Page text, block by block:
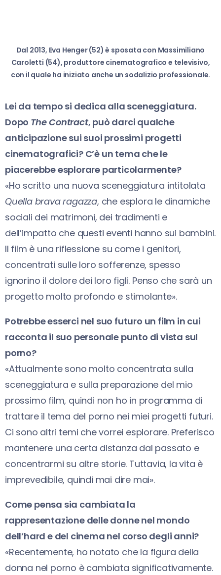
Dal 2013, Eva Henger (52) è sposata con Massimiliano
Caroletti (54), produttore cinematografico e televisivo,
con il quale ha iniziato anche un sodalizio professionale.
Lei da tempo si dedica alla sceneggiatura.
Dopo The Contract, può darci qualche
anticipazione sui suoi prossimi progetti
cinematografici? C’è un tema che le
piacerebbe esplorare particolarmente?
«Ho scritto una nuova sceneggiatura intitolata
Quella brava ragazza, che esplora le dinamiche
sociali dei matrimoni, dei tradimenti e
dell’impatto che questi eventi hanno sui bambini.
Il film è una riflessione su come i genitori,
concentrati sulle loro sofferenze, spesso
ignorino il dolore dei loro figli. Penso che sarà un
progetto molto profondo e stimolante».
Potrebbe esserci nel suo futuro un film in cui
racconta il suo personale punto di vista sul
porno?
«Attualmente sono molto concentrata sulla
sceneggiatura e sulla preparazione del mio
prossimo film, quindi non ho in programma di
trattare il tema del porno nei miei progetti futuri.
Ci sono altri temi che vorrei esplorare. Preferisco
mantenere una certa distanza dal passato e
concentrarmi su altre storie. Tuttavia, la vita è
imprevedibile, quindi mai dire mai».
Come pensa sia cambiata la
rappresentazione delle donne nel mondo
dell’hard e del cinema nel corso degli anni?
«Recentemente, ho notato che la figura della
donna nel porno è cambiata significativamente.